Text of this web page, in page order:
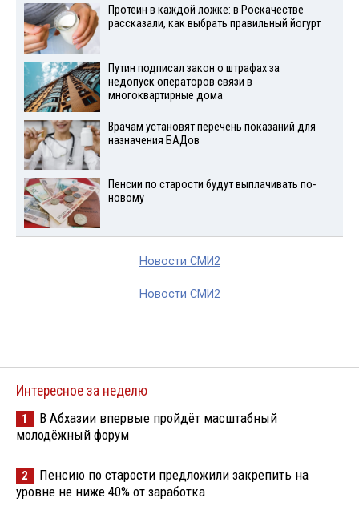
Протеин в каждой ложке: в Роскачестве
рассказали, как выбрать правильный йогурт
Путин подписал закон о штрафах за
недопуск операторов связи в
многоквартирные дома
Врачам установят перечень показаний для
назначения БАДов
Пенсии по старости будут выплачивать по-
новому
Новости СМИ2
Новости СМИ2
Интересное за неделю
1
В Абхазии впервые пройдёт масштабный
молодёжный форум
2
Пенсию по старости предложили закрепить на
уровне не ниже 40% от заработка